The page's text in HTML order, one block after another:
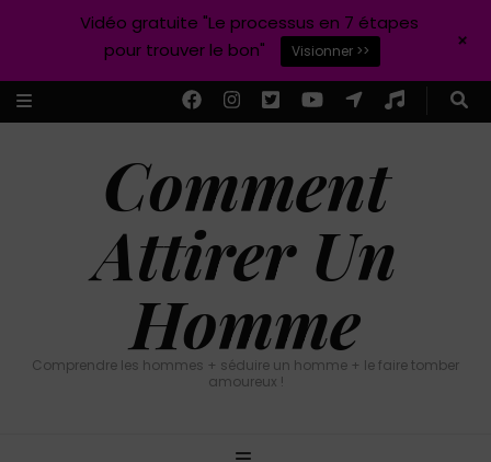
Comment
Attirer Un
Homme
Comprendre les hommes + séduire un homme + le faire tomber
amoureux !
Vidéo gratuite "Le processus en 7 étapes
pour trouver le bon"
Visionner >> +